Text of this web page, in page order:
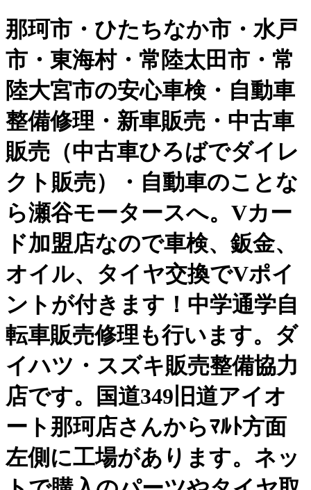
那珂市・ひたちなか市・水戸
市・東海村・常陸太田市・常
陸大宮市の安心車検・自動車
整備修理・新車販売・中古車
販売（中古車ひろばでダイレ
クト販売）・自動車のことな
ら瀬谷モータースへ。Vカー
ド加盟店なので車検、鈑金、
オイル、タイヤ交換でVポイ
ントが付きます！中学通学自
転車販売修理も行います。ダ
イハツ・スズキ販売整備協力
店です。国道349旧道アイオ
ート那珂店さんからﾏﾙﾄ方面
左側に工場があります。ネッ